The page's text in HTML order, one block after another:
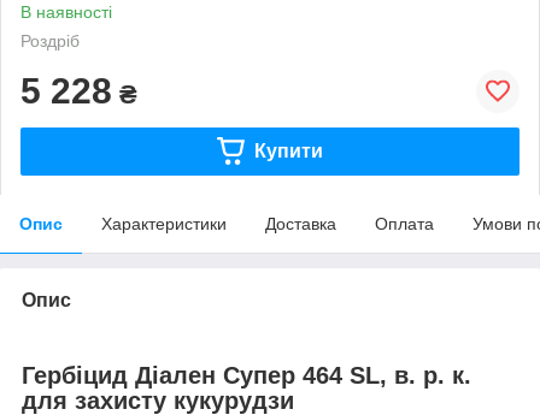
В наявності
Роздріб
5 228 ₴
Купити
Опис Характеристики Доставка Оплата Умови
Опис
Гербіцид Діален Супер 464 SL, в. р. к.
для захисту кукурудзи